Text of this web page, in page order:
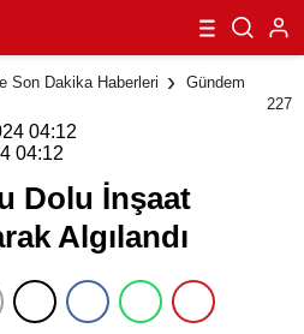
Son Dakika Haberleri
Gündem
227
04:12
04:12
Dolu İnşaat
Algılandı